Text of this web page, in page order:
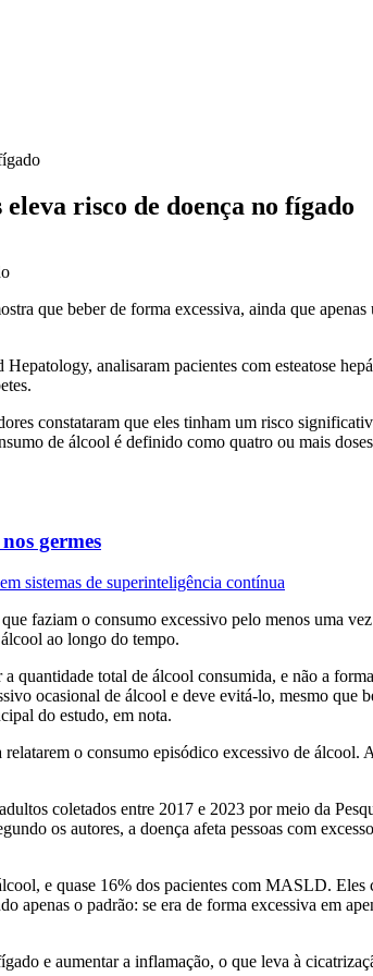
risco de doença no fígado
que beber de forma excessiva, ainda que
analisaram pacientes com esteatose
constataram que eles tinham um risco
de álcool é definido como quatro ou mais
germes
sistemas de superinteligência contínua
faziam o consumo excessivo pelo menos uma
ao longo do tempo.
quantidade total de álcool consumida, e não a
ocasional de álcool e deve evitá-lo, mesmo que
do estudo, em nota.
o consumo episódico excessivo de
coletados entre 2017 e 2023 por meio da
os autores, a doença afeta pessoas com
e quase 16% dos pacientes com MASLD.
o padrão: se era de forma excessiva em
e aumentar a inflamação, o que leva à